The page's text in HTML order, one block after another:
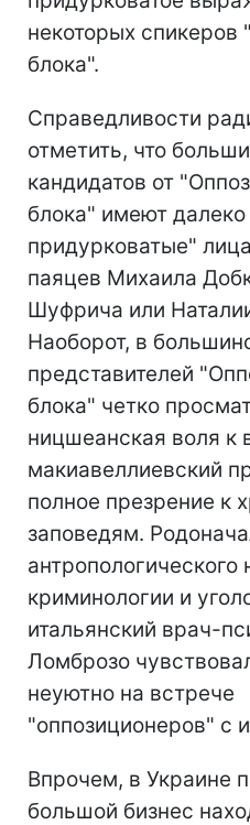
некоторых спикеров
блока".
Справедливости
отметить, что
кандидатов от
блока" имеют
придурковатые"
паяцев Михаила
Шуфрича или
Наоборот, в
представителей
блока" четко
ницшеанская воля к
макиавеллиевский
полное презрение к
заповедям.
антропологического
криминологии и
итальянский врач-
Ломброзо
неуютно на встрече
"оппозиционеров" с
Впрочем, в Украине
большой бизнес